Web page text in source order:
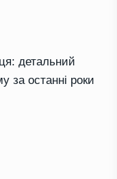
детальний
за останні роки